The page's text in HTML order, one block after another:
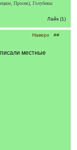
Просек), Голубевы
Лайк (1)
Наверх ##
местные